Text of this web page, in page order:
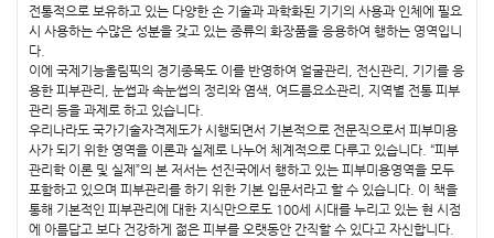
전통적으로 보유하고 있는 다양한 손 기술과 과학화된 기기의 사용과 인체에 필요
시 사용하는 수많은 성분을 갖고 있는 종류의 화장품을 응용하여 행하는 영역입니
다.
이에 국제기능올림픽의 경기종목도 이를 반영하여 얼굴관리, 전신관리, 기기를 응
용한 피부관리, 눈썹과 속눈썹의 정리와 염색, 여드름요소관리, 지역별 전통 피부
관리 등을 과제로 하고 있습니다.
우리나라도 국가기술자격제도가 시행되면서 기본적으로 전문직으로서 피부미용
사가 되기 위한 영역을 이론과 실제로 나누어 체계적으로 다루고 있습니다. “피부
관리학 이론 및 실제”의 본 저서는 선진국에서 행하고 있는 피부미용영역을 모두
포함하고 있으며 피부관리를 하기 위한 기본 입문서라고 할 수 있습니다. 이 책을
통해 기본적인 피부관리에 대한 지식만으로도 100세 시대를 누리고 있는 현 시점
에 아름답고 보다 건강하게 젊은 피부를 오랫동안 간직할 수 있다고 자신합니다.